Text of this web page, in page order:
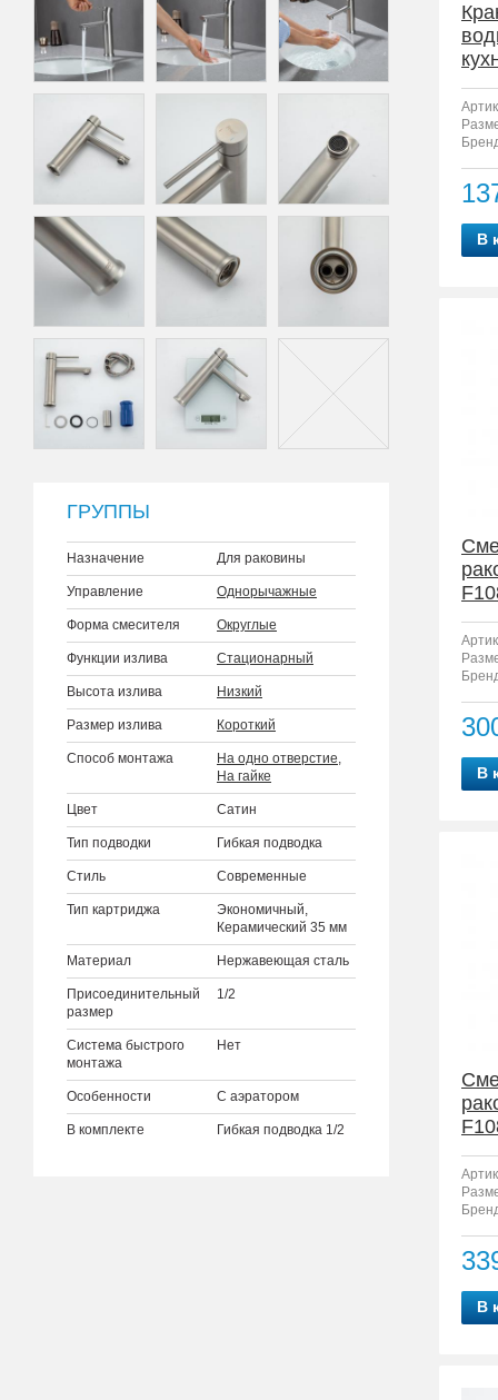
ГРУППЫ
Назначение Для раковины
Управление Однорычажные
Форма смесителя Округлые
Функции излива Стационарный
Высота излива Низкий
Размер излива Короткий
Способ монтажа На одно отверстие,
На гайке
Цвет Сатин
Тип подводки Гибкая подводка
Стиль Современные
Тип картриджа
Экономичный,
Керамический 35 мм
Материал Нержавеющая сталь
Присоединительный
размер
1/2
Система быстрого
монтажа
Нет
Особенности С аэратором
В комплекте Гибкая подводка 1/2
7
В
В
В